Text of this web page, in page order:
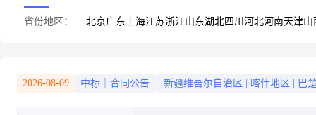
省份地区： 北京广东 上海江苏浙江山东湖北四川 河北河南天津山
2026-08-09 中标｜合同公告 新疆维吾尔自治区 喀什地区 巴